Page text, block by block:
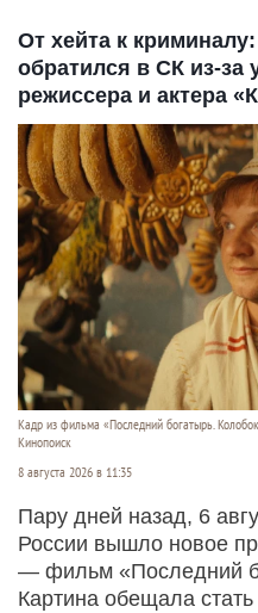
От хейта к
обратился в СК из-за
режиссера и актера
Кадр из фильма «Последний богатырь.
Кинопоиск
8 августа 2026 в 11:35
Пару дней назад, 6
России вышло новое
— фильм «Последний
Картина обещала